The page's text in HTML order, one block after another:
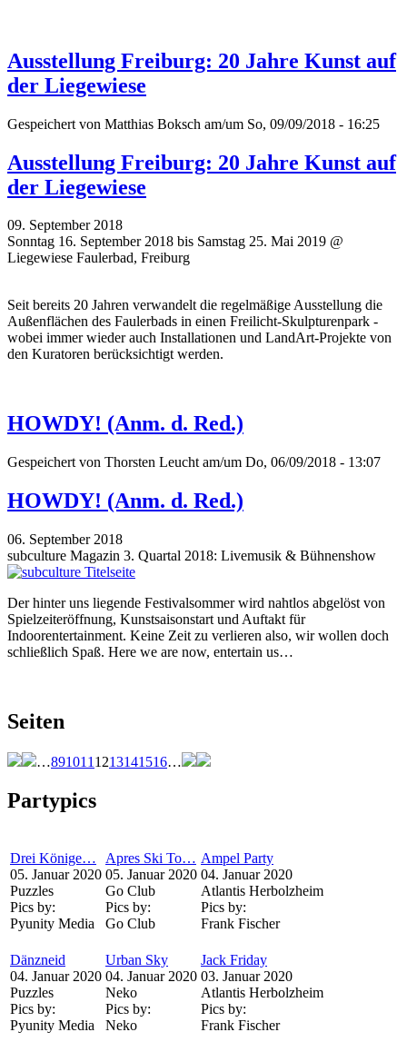
Ausstellung Freiburg: 20 Jahre Kunst auf
der Liegewiese
Gespeichert von Matthias Boksch am/um So, 09/09/2018 - 16:25
Ausstellung Freiburg: 20 Jahre Kunst auf
der Liegewiese
09. September 2018
Sonntag 16. September 2018 bis Samstag 25. Mai 2019 @
Liegewiese Faulerbad, Freiburg
Seit bereits 20 Jahren verwandelt die regelmäßige Ausstellung die
Außenflächen des Faulerbads in einen Freilicht-Skulpturenpark -
wobei immer wieder auch Installationen und LandArt-Projekte von
den Kuratoren berücksichtigt werden.
HOWDY! (Anm. d. Red.)
Gespeichert von Thorsten Leucht am/um Do, 06/09/2018 - 13:07
HOWDY! (Anm. d. Red.)
06. September 2018
subculture Magazin 3. Quartal 2018: Livemusik & Bühnenshow
Der hinter uns liegende Festivalsommer wird nahtlos abgelöst von
Spielzeiteröffnung, Kunstsaisonstart und Auftakt für
Indoorentertainment. Keine Zeit zu verlieren also, wir wollen doch
schließlich Spaß. Here we are now, entertain us…
Seiten
…891011 1213141516…
Partypics
Drei Könige…
05. Januar 2020
Puzzles
Pics by:
Pyunity Media
Apres Ski To…
05. Januar 2020
Go Club
Pics by:
Go Club
Ampel Party
04. Januar 2020
Atlantis Herbolzheim
Pics by:
Frank Fischer
Dänzneid
04. Januar 2020
Puzzles
Pics by:
Pyunity Media
Urban Sky
04. Januar 2020
Neko
Pics by:
Neko
Jack Friday
03. Januar 2020
Atlantis Herbolzheim
Pics by:
Frank Fischer